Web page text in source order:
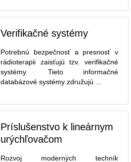
Verifikačné systémy
Potrebnú bezpečnosť a presnosť v
rádioterapii zaisťujú tzv. verifikačné
systémy. Tieto informačné
databázové systémy združujú ...
Príslušenstvo k lineárnym
urýchľovačom
Rozvoj moderných techník